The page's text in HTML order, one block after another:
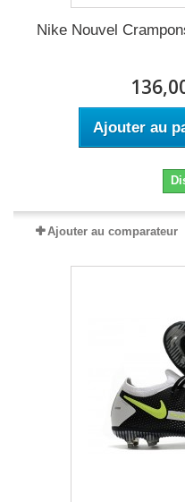
Nike Nouvel
Ajouter au
Ajouter au comparateur